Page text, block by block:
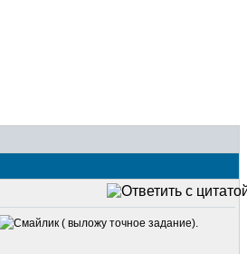
( выложу точное задание).